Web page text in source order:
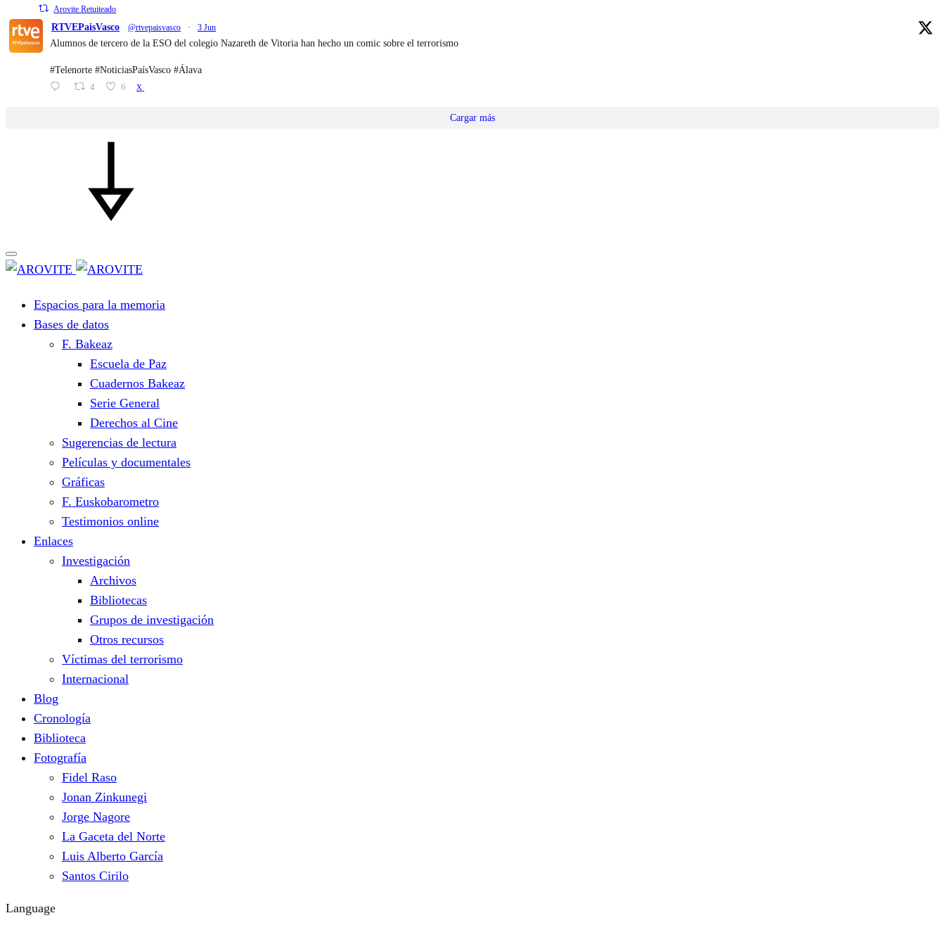
Arovite Retuiteado
RTVEPaisVasco @rtvepaisvasco · 3 Jun
Alumnos de tercero de la ESO del colegio Nazareth de Vitoria han hecho un comic sobre el terrorismo
#Telenorte #NoticiasPaísVasco #Álava
4 6 X
Cargar más
Espacios para la memoria
Bases de datos
F. Bakeaz
Escuela de Paz
Cuadernos Bakeaz
Serie General
Derechos al Cine
Sugerencias de lectura
Películas y documentales
Gráficas
F. Euskobarometro
Testimonios online
Enlaces
Investigación
Archivos
Bibliotecas
Grupos de investigación
Otros recursos
Víctimas del terrorismo
Internacional
Blog
Cronología
Biblioteca
Fotografía
Fidel Raso
Jonan Zinkunegi
Jorge Nagore
La Gaceta del Norte
Luis Alberto García
Santos Cirilo
Language